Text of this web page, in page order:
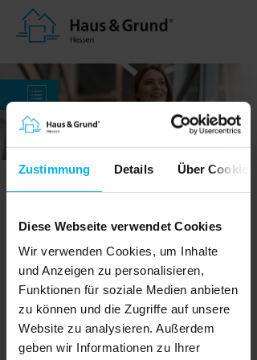
Zustimmung Details Über Cookies
Diese Webseite verwendet Cookies
Wir verwenden Cookies, um Inhalte
und Anzeigen zu personalisieren,
Funktionen für soziale Medien anbieten
zu können und die Zugriffe auf unsere
Website zu analysieren. Außerdem
geben wir Informationen zu Ihrer
Pressemitteilung vom 25.06.2026
vor neuen Eingriffen in Eigentum
Selbstnutzer vollständig vom
Milieuschutz befreien
Anlässlich der ersten Lesung der
Novelle des Baugesetzbuchs (BauGB)
im Bundestag warnt Haus & Grund
Deutschland vor einer weiteren
Ausweitung kommunaler
Eingriffsbefugnisse. Der Verband